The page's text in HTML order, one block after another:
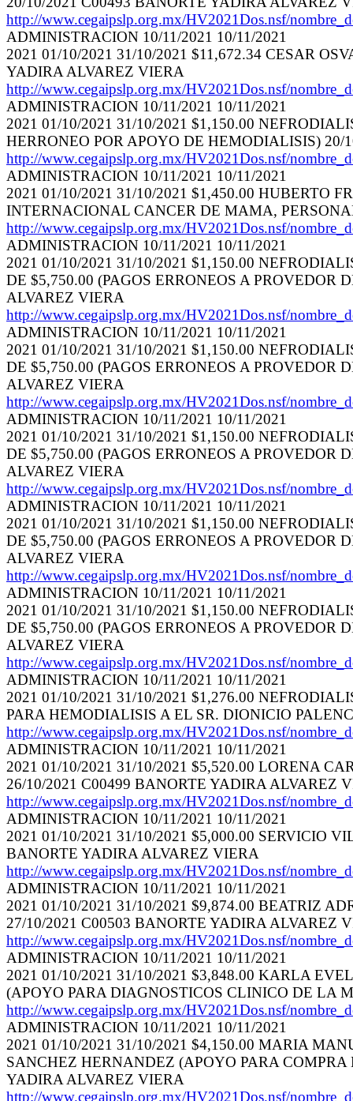
http://www.cegaipslp.org.mx/HV2021Dos.nsf/
ADMINISTRACION 10/11/2021 10/11/2021
2021 01/10/2021 31/10/2021 $11,672.34 CESAR
YADIRA ALVAREZ VIERA
http://www.cegaipslp.org.mx/HV2021Dos.nsf/
ADMINISTRACION 10/11/2021 10/11/2021
2021 01/10/2021 31/10/2021 $1,150.00
HERRONEO POR APOYO DE HEMODIALISIS)
http://www.cegaipslp.org.mx/HV2021Dos.nsf/
ADMINISTRACION 10/11/2021 10/11/2021
2021 01/10/2021 31/10/2021 $1,450.00 HUBERTO
INTERNACIONAL CANCER DE MAMA,
http://www.cegaipslp.org.mx/HV2021Dos.nsf/
ADMINISTRACION 10/11/2021 10/11/2021
2021 01/10/2021 31/10/2021 $1,150.00
DE $5,750.00 (PAGOS ERRONEOS A
ALVAREZ VIERA
http://www.cegaipslp.org.mx/HV2021Dos.nsf/
ADMINISTRACION 10/11/2021 10/11/2021
2021 01/10/2021 31/10/2021 $1,150.00
DE $5,750.00 (PAGOS ERRONEOS A
ALVAREZ VIERA
http://www.cegaipslp.org.mx/HV2021Dos.nsf/
ADMINISTRACION 10/11/2021 10/11/2021
2021 01/10/2021 31/10/2021 $1,150.00
DE $5,750.00 (PAGOS ERRONEOS A
ALVAREZ VIERA
http://www.cegaipslp.org.mx/HV2021Dos.nsf/
ADMINISTRACION 10/11/2021 10/11/2021
2021 01/10/2021 31/10/2021 $1,150.00
DE $5,750.00 (PAGOS ERRONEOS A
ALVAREZ VIERA
http://www.cegaipslp.org.mx/HV2021Dos.nsf/
ADMINISTRACION 10/11/2021 10/11/2021
2021 01/10/2021 31/10/2021 $1,150.00
DE $5,750.00 (PAGOS ERRONEOS A
ALVAREZ VIERA
http://www.cegaipslp.org.mx/HV2021Dos.nsf/
ADMINISTRACION 10/11/2021 10/11/2021
2021 01/10/2021 31/10/2021 $1,276.00
PARA HEMODIALISIS A EL SR. DIONICIO
http://www.cegaipslp.org.mx/HV2021Dos.nsf/
ADMINISTRACION 10/11/2021 10/11/2021
2021 01/10/2021 31/10/2021 $5,520.00 LORENA
26/10/2021 C00499 BANORTE YADIRA ALVAREZ
http://www.cegaipslp.org.mx/HV2021Dos.nsf/
ADMINISTRACION 10/11/2021 10/11/2021
2021 01/10/2021 31/10/2021 $5,000.00 SERVICIO
BANORTE YADIRA ALVAREZ VIERA
http://www.cegaipslp.org.mx/HV2021Dos.nsf/
ADMINISTRACION 10/11/2021 10/11/2021
2021 01/10/2021 31/10/2021 $9,874.00 BEATRIZ
27/10/2021 C00503 BANORTE YADIRA ALVAREZ
http://www.cegaipslp.org.mx/HV2021Dos.nsf/
ADMINISTRACION 10/11/2021 10/11/2021
2021 01/10/2021 31/10/2021 $3,848.00 KARLA
(APOYO PARA DIAGNOSTICOS CLINICO DE LA
http://www.cegaipslp.org.mx/HV2021Dos.nsf/
ADMINISTRACION 10/11/2021 10/11/2021
2021 01/10/2021 31/10/2021 $4,150.00 MARIA
SANCHEZ HERNANDEZ (APOYO PARA
YADIRA ALVAREZ VIERA
http://www.cegaipslp.org.mx/HV2021Dos.nsf/